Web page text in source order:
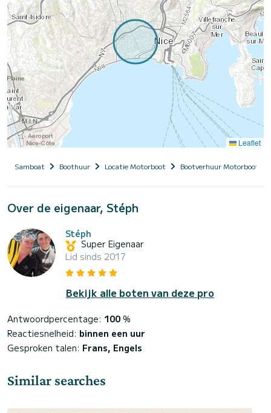
Leaflet
Samboat Boothuur Locatie Motorboot Bootverhuur Motorboot
Over de eigenaar, Stéph
Stéph
Super Eigenaar
Lid sinds 2017
Bekijk alle boten van deze pro
Antwoordpercentage: 100 %
Reactiesnelheid: binnen een uur
Gesproken talen: Frans, Engels
Similar searches